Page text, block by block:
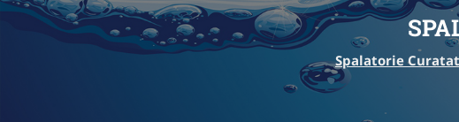
Spalatorie